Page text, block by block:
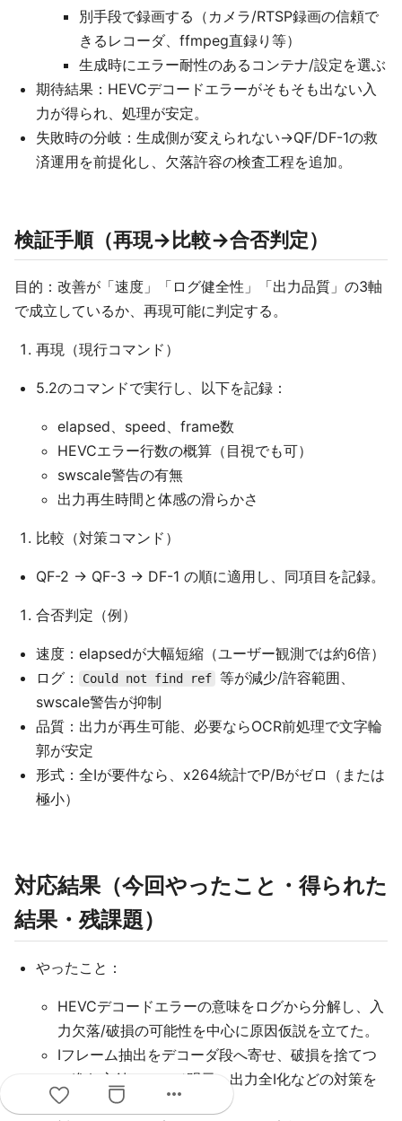
別手段で録画する（カメラ/RTSP録画の信頼で
きるレコーダ、ffmpeg直録り等）
生成時にエラー耐性のあるコンテナ/設定を選ぶ
期待結果：HEVCデコードエラーがそもそも出ない入
力が得られ、処理が安定。
失敗時の分岐：生成側が変えられない→QF/DF-1の救
済運用を前提化し、欠落許容の検査工程を追加。
検証手順（再現→比較→合否判定）
目的：改善が「速度」「ログ健全性」「出力品質」の3軸
で成立しているか、再現可能に判定する。
再現（現行コマンド）
5.2のコマンドで実行し、以下を記録：
elapsed、speed、frame数
HEVCエラー行数の概算（目視でも可）
swscale警告の有無
出力再生時間と体感の滑らかさ
比較（対策コマンド）
QF-2 → QF-3 → DF-1 の順に適用し、同項目を記録。
合否判定（例）
速度：elapsedが大幅短縮（ユーザー観測では約6倍）
ログ：
Could not find ref 等が減少/許容範囲、
swscale警告が抑制
品質：出力が再生可能、必要ならOCR前処理で文字輪
郭が安定
形式：全Iが要件なら、x264統計でP/Bがゼロ（または
極小）
対応結果（今回やったこと・得られた
結果・残課題）
やったこと：
HEVCデコードエラーの意味をログから分解し、入
力欠落/破損の可能性を中心に原因仮説を立てた。
Iフレーム抽出をデコーダ段へ寄せ、破損を捨てつ
つ進む方針、レンジ明示、出力全I化などの対策を
提示した。
more_horiz